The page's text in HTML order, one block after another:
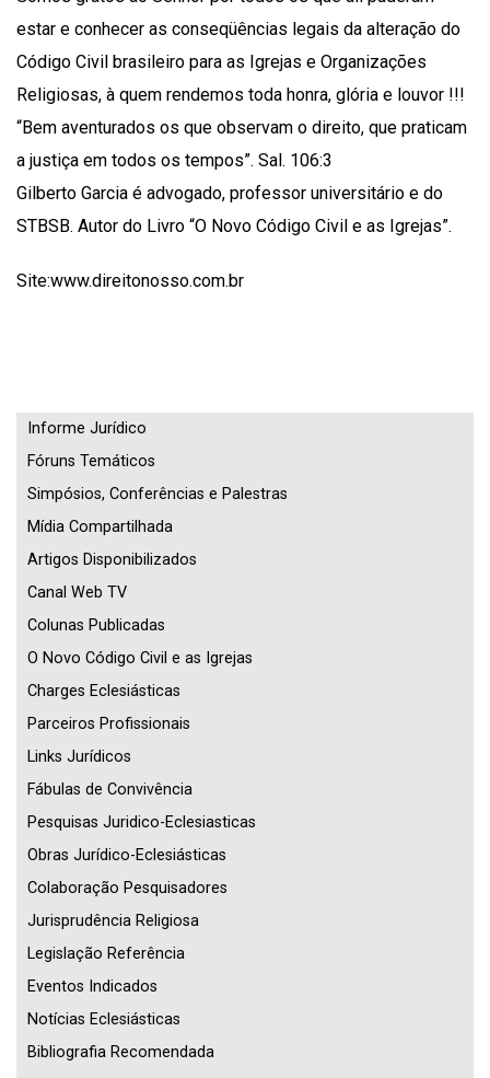
estar e conhecer as conseqüências legais da alteração do
Código Civil brasileiro para as Igrejas e Organizações
Religiosas, à quem rendemos toda honra, glória e louvor !!!
“Bem aventurados os que observam o direito, que praticam
a justiça em todos os tempos”. Sal. 106:3
Gilberto Garcia é advogado, professor universitário e do
STBSB. Autor do Livro “O Novo Código Civil e as Igrejas”.
Site:www.direitonosso.com.br
Informe Jurídico
Fóruns Temáticos
Simpósios, Conferências e Palestras
Mídia Compartilhada
Artigos Disponibilizados
Canal Web TV
Colunas Publicadas
O Novo Código Civil e as Igrejas
Charges Eclesiásticas
Parceiros Profissionais
Links Jurídicos
Fábulas de Convivência
Pesquisas Juridico-Eclesiasticas
Obras Jurídico-Eclesiásticas
Colaboração Pesquisadores
Jurisprudência Religiosa
Legislação Referência
Eventos Indicados
Notícias Eclesiásticas
Bibliografia Recomendada